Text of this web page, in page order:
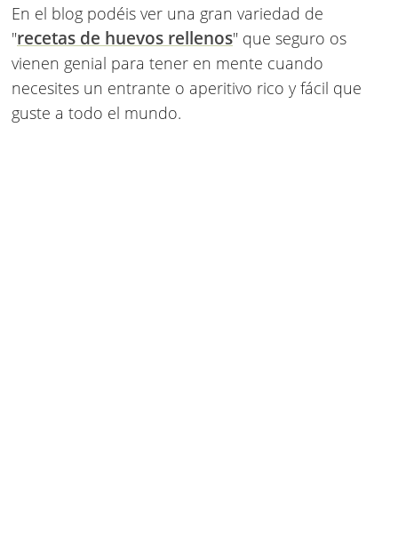
En el blog podéis ver una gran variedad de
"recetas de huevos rellenos" que seguro os
vienen genial para tener en mente cuando
necesites un entrante o aperitivo rico y fácil que
guste a todo el mundo.